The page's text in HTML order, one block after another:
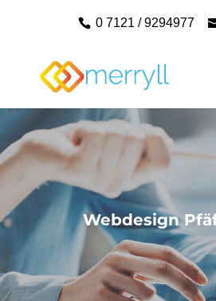
0 7121 / 9294977
Webdesign